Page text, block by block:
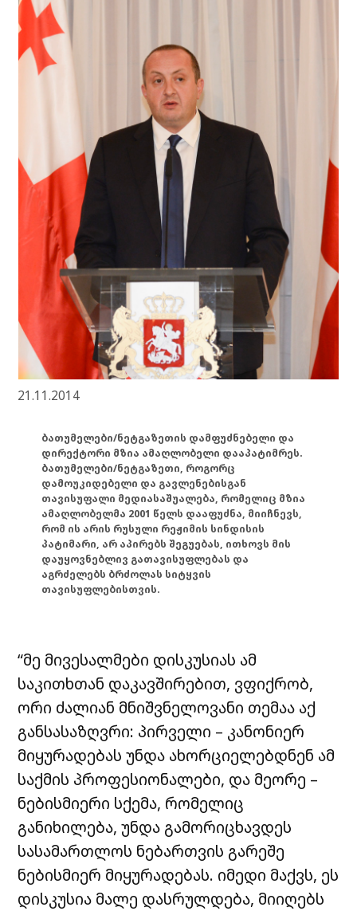
21.11.2014
ბათუმელები/ნეტგაზეთის დამფუძნებელი და
დირექტორი მზია ამაღლობელი დააპატიმრეს.
ბათუმელები/ნეტგაზეთი, როგორც
დამოუკიდებელი და გავლენებისგან
თავისუფალი მედიასაშუალება, რომელიც მზია
ამაღლობელმა 2001 წელს დააფუძნა, მიიჩნევს,
რომ ის არის რუსული რეჟიმის სინდისის
პატიმარი, არ აპირებს შეგუებას, ითხოვს მის
დაუყოვნებლივ გათავისუფლებას და
აგრძელებს ბრძოლას სიტყვის
თავისუფლებისთვის.
“მე მივესალმები დისკუსიას ამ
საკითხთან დაკავშირებით, ვფიქრობ,
ორი ძალიან მნიშვნელოვანი თემაა აქ
განსასაზღვრი: პირველი – კანონიერ
მიყურადებას უნდა ახორციელებდნენ ამ
საქმის პროფესიონალები, და მეორე –
ნებისმიერი სქემა, რომელიც
განიხილება, უნდა გამორიცხავდეს
სასამართლოს ნებართვის გარეშე
ნებისმიერ მიყურადებას. იმედი მაქვს, ეს
დისკუსია მალე დასრულდება, მიიღებს